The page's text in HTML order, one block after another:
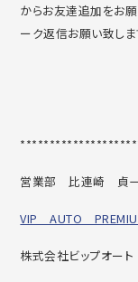
からお友達追加をお願
ーク返信お願い致しま
営業部 比連崎 貞一
VIP AUTO
株式会社ビップオート